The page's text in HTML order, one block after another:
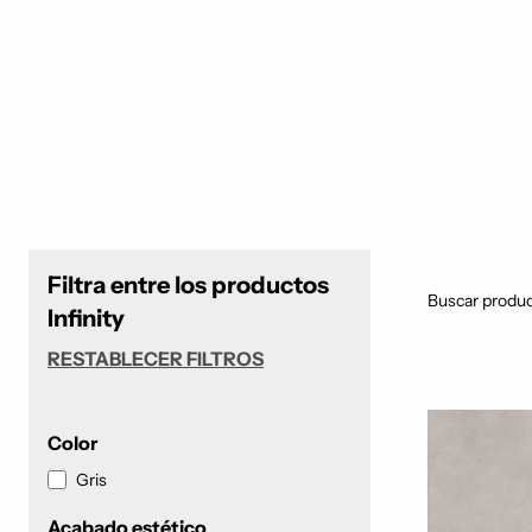
Filtra entre los productos
Infinity
RESTABLECER FILTROS
Color
Gris
Acabado estético
Buscar